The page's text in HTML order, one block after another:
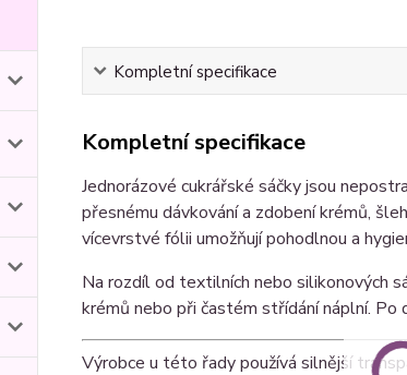
Kompletní specifikace
Kompletní specifikace
Jednorázové cukrářské sáčky jsou
přesnému dávkování a zdobení krémů,
vícevrstvé fólii umožňují pohodlnou a
Na rozdíl od textilních nebo silikonových
krémů nebo při častém střídání náplní. Po
Výrobce u této řady používá silnější